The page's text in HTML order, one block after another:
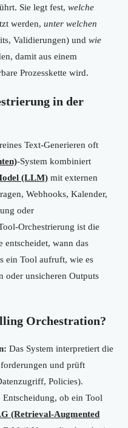
Sie legt fest, welche
werden, unter welchen
Validierungen) und wie
damit aus einem
Prozesskette wird.
in der
Text-Generieren oft
-System kombiniert
(LLM) mit externen
Webhooks, Kalender,
oder
Orchestrierung ist die
entscheidet, wann das
ein Tool aufruft, wie es
oder unsicheren Outputs
Orchestration?
Das System interpretiert die
und prüft
Policies).
Entscheidung, ob ein Tool
(Retrieval-Augmented